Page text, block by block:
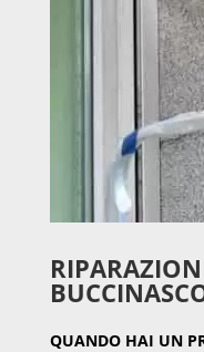
QUANDO HAI UN